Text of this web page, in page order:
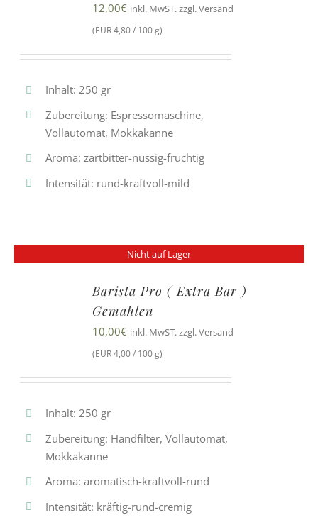
12,00€ inkl. MwST. zzgl. Versand
(EUR 4,80 / 100 g)
Inhalt: 250 gr
Zubereitung: Espressomaschine,
Vollautomat, Mokkakanne
Aroma: zartbitter-nussig-fruchtig
Intensität: rund-kraftvoll-mild
Nicht auf Lager
Barista Pro ( Extra Bar )
Gemahlen
10,00€ inkl. MwST. zzgl. Versand
(EUR 4,00 / 100 g)
Inhalt: 250 gr
Zubereitung: Handfilter, Vollautomat,
Mokkakanne
Aroma: aromatisch-kraftvoll-rund
Intensität: kräftig-rund-cremig